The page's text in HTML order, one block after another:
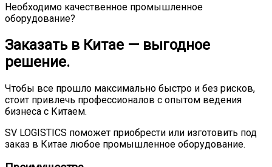
Необходимо качественное промышленное
оборудование?
Заказать в Китае — выгодное
решение.
Чтобы все прошло максимально быстро и без рисков,
стоит привлечь профессионалов с опытом ведения
бизнеса с Китаем.
SV LOGISTICS поможет приобрести или изготовить под
заказ в Китае любое промышленное оборудование.